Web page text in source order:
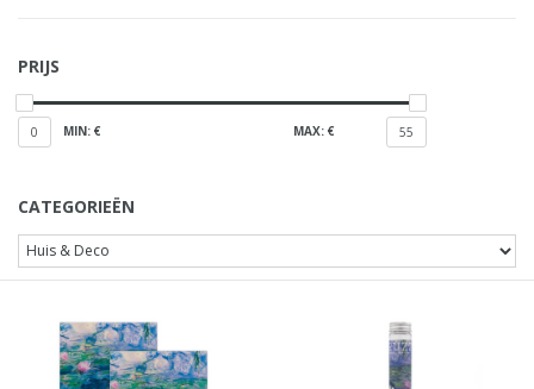
PRIJS
0 MIN: € MAX: € 55
CATEGORIEËN